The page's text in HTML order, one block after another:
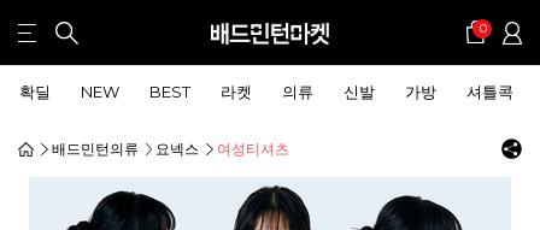
0
확딜 NEW BEST 라켓 의류 신발 가방 셔틀콕
배드민턴의류 요넥스 여성티셔츠